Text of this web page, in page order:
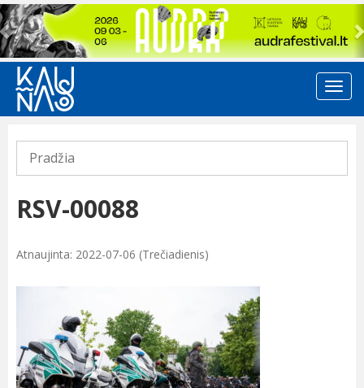
Previous
Pradžia
RSV-00088
Atnaujinta: 2022-07-06 (Trečiadienis)